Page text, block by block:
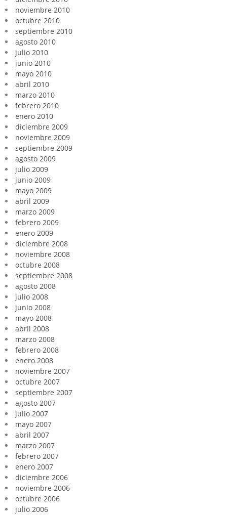
noviembre 2010
octubre 2010
septiembre 2010
agosto 2010
julio 2010
junio 2010
mayo 2010
abril 2010
marzo 2010
febrero 2010
enero 2010
diciembre 2009
noviembre 2009
septiembre 2009
agosto 2009
julio 2009
junio 2009
mayo 2009
abril 2009
marzo 2009
febrero 2009
enero 2009
diciembre 2008
noviembre 2008
octubre 2008
septiembre 2008
agosto 2008
julio 2008
junio 2008
mayo 2008
abril 2008
marzo 2008
febrero 2008
enero 2008
noviembre 2007
octubre 2007
septiembre 2007
agosto 2007
julio 2007
mayo 2007
abril 2007
marzo 2007
febrero 2007
enero 2007
diciembre 2006
noviembre 2006
octubre 2006
julio 2006